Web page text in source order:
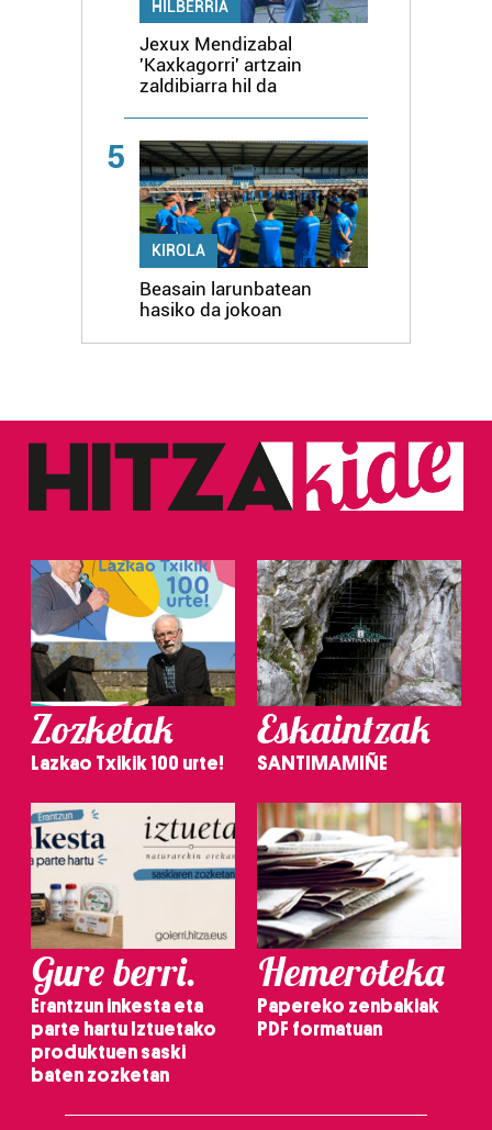
HILBERRIA
Jexux Mendizabal
'Kaxkagorri' artzain
zaldibiarra hil da
5
KIROLA
Beasain larunbatean
hasiko da jokoan
Zozketak
Lazkao Txikik 100 urte!
Eskaintzak
SANTIMAMIÑE
Gure berri.
Erantzun inkesta eta
parte hartu Iztuetako
produktuen saski
baten zozketan
Hemeroteka
Papereko zenbakiak
PDF formatuan